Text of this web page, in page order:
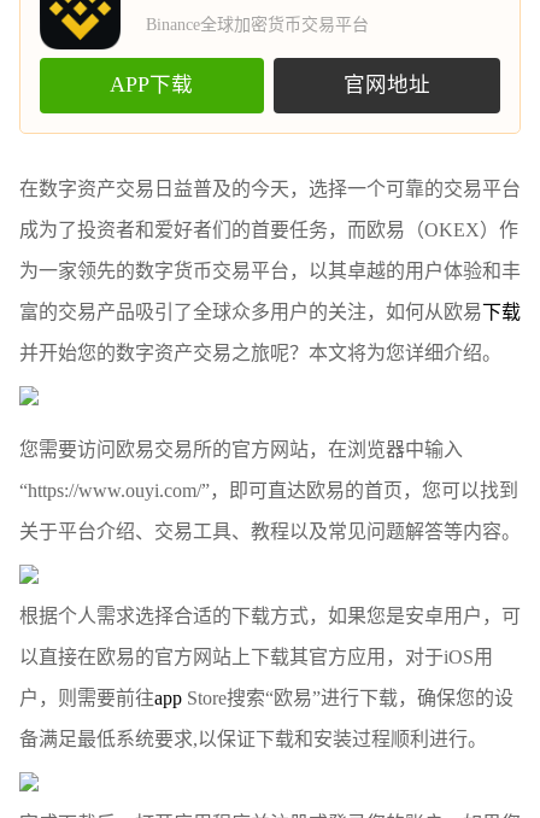
Binance全球加密货币交易平台
APP下载 官网地址
在数字资产交易日益普及的今天，选择一个可靠的交易平台
成为了投资者和爱好者们的首要任务，而欧易（OKEX）作
为一家领先的数字货币交易平台，以其卓越的用户体验和丰
富的交易产品吸引了全球众多用户的关注，如何从欧易下载
并开始您的数字资产交易之旅呢？本文将为您详细介绍。
您需要访问欧易交易所的官方网站，在浏览器中输入
“https://www.ouyi.com/”，即可直达欧易的首页，您可以找到
关于平台介绍、交易工具、教程以及常见问题解答等内容。
根据个人需求选择合适的下载方式，如果您是安卓用户，可
以直接在欧易的官方网站上下载其官方应用，对于iOS用
户，则需要前往app Store搜索“欧易”进行下载，确保您的设
备满足最低系统要求,以保证下载和安装过程顺利进行。